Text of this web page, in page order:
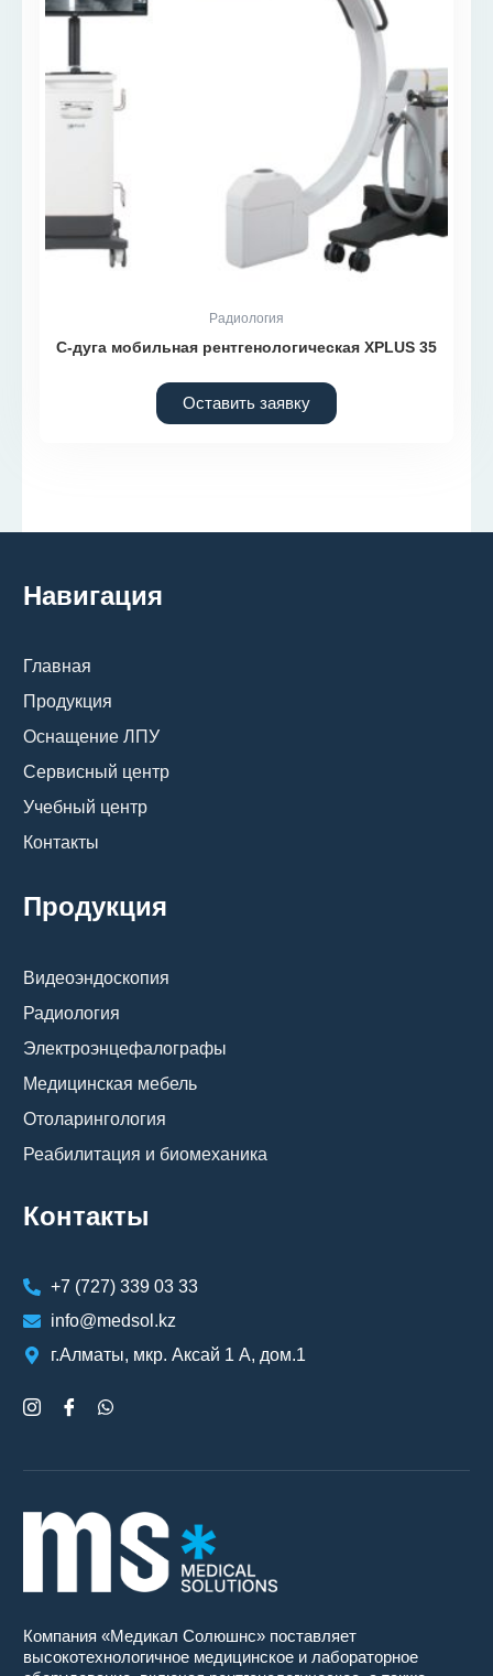
Радиология
С-дуга мобильная рентгенологическая XPLUS 35
Оставить заявку
Навигация
Главная
Продукция
Оснащение ЛПУ
Сервисный центр
Учебный центр
Контакты
Продукция
Видеоэндоскопия
Радиология
Электроэнцефалографы
Медицинская мебель
Отоларингология
Реабилитация и биомеханика
Контакты
+7 (727) 339 03 33
info@medsol.kz
г.Алматы, мкр. Аксай 1 А, дом.1
Компания «Медикал Солюшнс» поставляет
высокотехнологичное медицинское и лабораторное